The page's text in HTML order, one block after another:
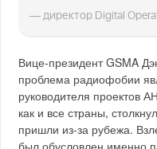
— директор Digital
Вице-президент GSMA
проблема радиофобии
руководителя проектов
как и все страны,
пришли из-за рубежа.